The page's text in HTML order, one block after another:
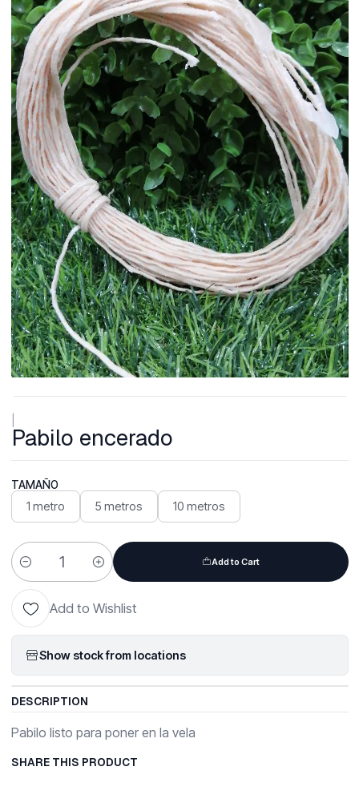
Pabilo encerado
TAMAÑO
1 metro 5 metros 10 metros
Quantity
Add to Cart
Add to Wishlist
Show stock from locations
DESCRIPTION
Pabilo listo para poner en la vela
SHARE THIS PRODUCT